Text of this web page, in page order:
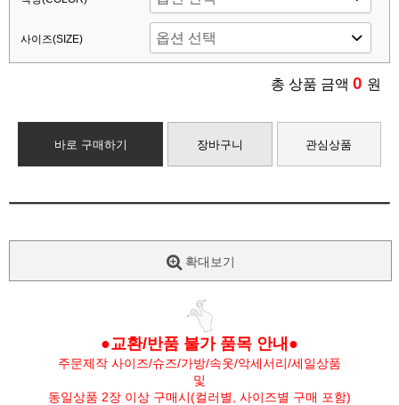
사이즈(SIZE)
총 상품 금액 0 원
바로 구매하기 장바구니 관심상품
확대보기
●교환/반품 불가 품목 안내●
주문제작 사이즈/슈즈/가방/속옷/악세서리/세일상품
및
동일상품 2장 이상 구매시(컬러별, 사이즈별 구매 포함)